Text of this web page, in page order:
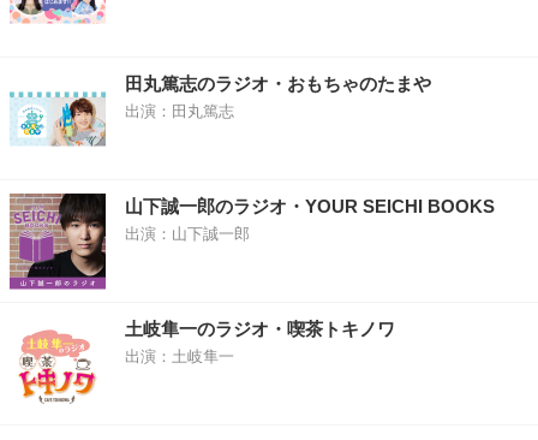
田丸篤志のラジオ・おもちゃのたまや
出演：田丸篤志
山下誠一郎のラジオ・YOUR SEICHI BOOKS
出演：山下誠一郎
土岐隼一のラジオ・喫茶トキノワ
出演：土岐隼一